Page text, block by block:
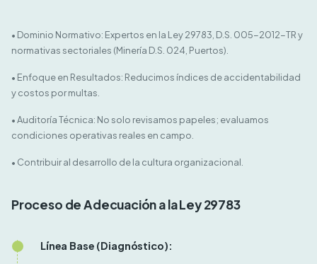
• Dominio Normativo: Expertos en la Ley 29783, D.S. 005-2012-TR y
normativas sectoriales (Minería D.S. 024, Puertos).
• Enfoque en Resultados: Reducimos índices de accidentabilidad
y costos por multas.
• Auditoría Técnica: No solo revisamos papeles; evaluamos
condiciones operativas reales en campo.
• Contribuir al desarrollo de la cultura organizacional.
Proceso de Adecuación a la Ley 29783
Línea Base (Diagnóstico):